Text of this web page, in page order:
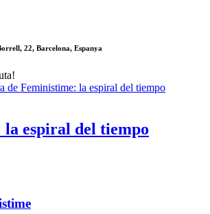
22, Barcelona, Espanya
espiral del tiempo